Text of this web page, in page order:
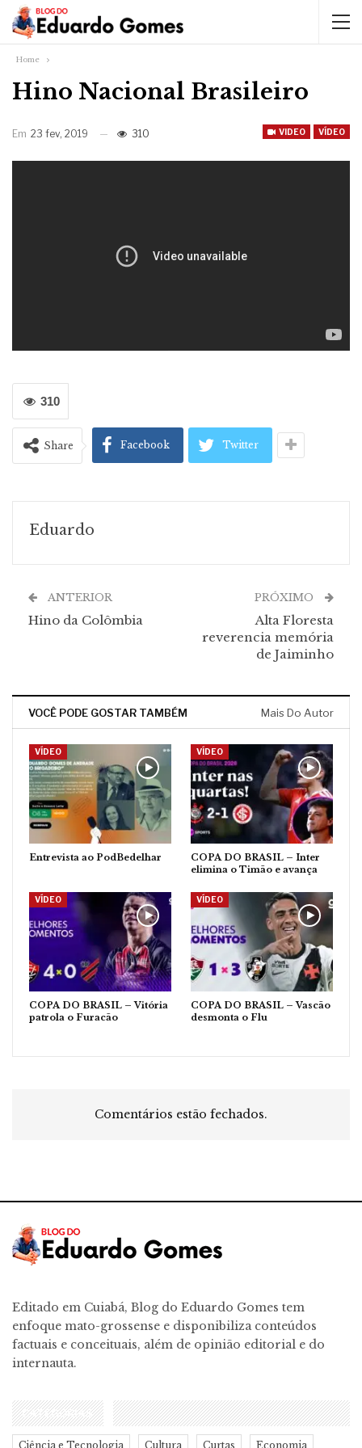
Home
Hino Nacional Brasileiro
VIDEO VÍDEO
Em 23 fev, 2019 310
310
Share Facebook Twitter
Eduardo
ANTERIOR
Hino da Colômbia
PRÓXIMO
Alta Floresta
reverencia memória
de Jaiminho
VOCÊ PODE GOSTAR TAMBÉM Mais Do Autor
VÍDEO
Entrevista ao PodBedelhar
VÍDEO
COPA DO BRASIL – Inter
elimina o Timão e avança
VÍDEO
COPA DO BRASIL – Vitória
patrola o Furacão
VÍDEO
COPA DO BRASIL – Vascão
desmonta o Flu
Comentários estão fechados.
Editado em Cuiabá, Blog do Eduardo Gomes tem
enfoque mato-grossense e disponibiliza conteúdos
factuais e conceituais, além de opinião editorial e do
internauta.
CATEGORIAS
Ciência e Tecnologia Cultura Curtas Economia